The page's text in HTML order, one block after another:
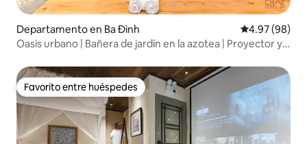
Departamento en Ba Đình Calificación
4.97 (98)
Oasis urbano | Bañera de jardín en la azotea | Proyector y 2
Favorito entre huéspedes
Favorito entre huéspedes